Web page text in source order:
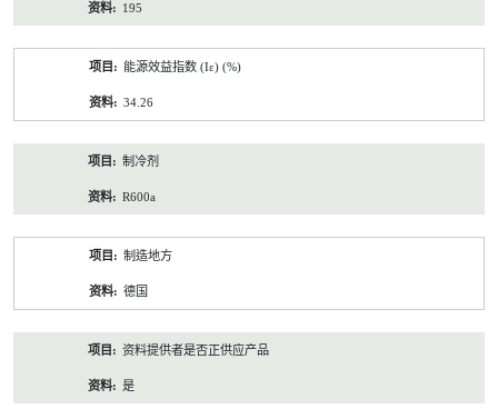
195
能源效益指数 (Iε) (%)
34.26
制冷剂
R600a
制造地方
德国
资料提供者是否正供应产品
是